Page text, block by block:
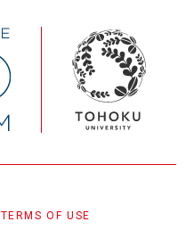
TERMS OF USE